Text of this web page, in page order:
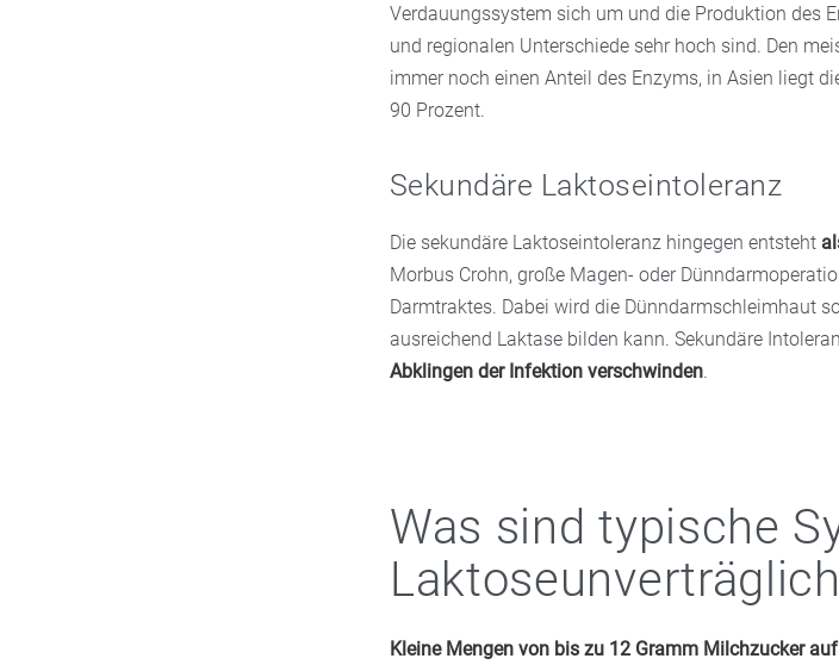
Verdauungssystem sich um und die Produktion des
und regionalen Unterschiede sehr hoch sind. Den
immer noch einen Anteil des Enzyms, in Asien liegt
90 Prozent.
Sekundäre Laktoseintoleranz
Die sekundäre Laktoseintoleranz hingegen entsteht
Morbus Crohn, große Magen- oder
Darmtraktes. Dabei wird die Dünndarmschleimhaut
ausreichend Laktase bilden kann. Sekundäre
Abklingen der Infektion verschwinden.
Was sind typische
Kleine Mengen von bis zu 12 Gramm Milchzucker